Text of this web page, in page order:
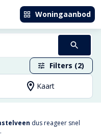
Woningaanbod
Filters (2)
Kaart
dus reageer snel